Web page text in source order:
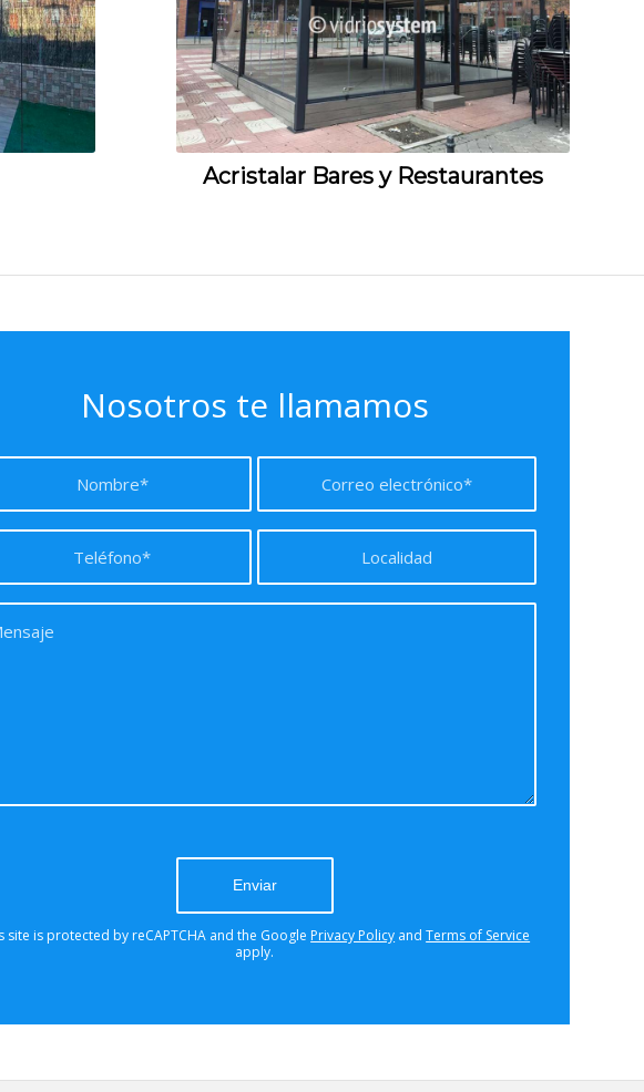
Acristalar Bares y Restaurantes
Nosotros te llamamos
are currently not able to submit the contact
form. Please try again later - reload the page and
also check your internet connection.
apply.